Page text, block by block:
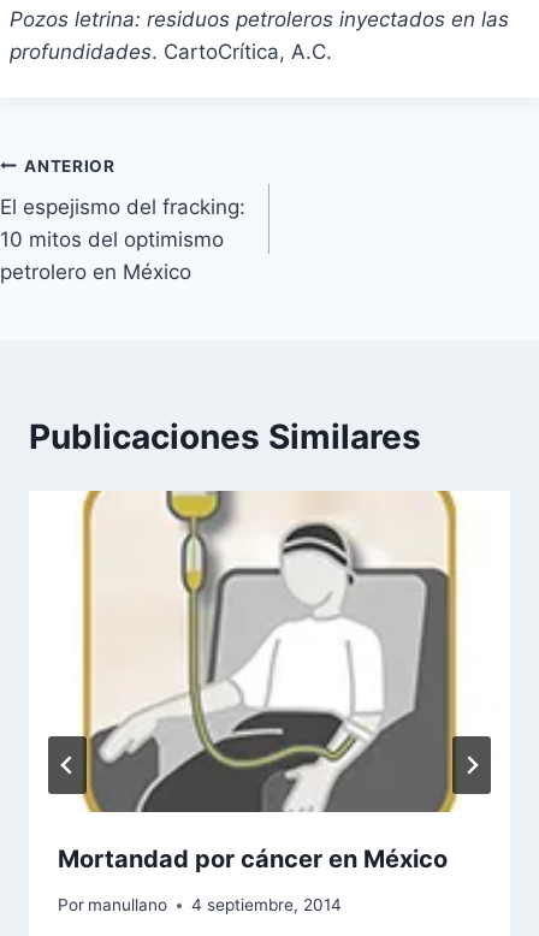
Pozos letrina: residuos petroleros inyectados en las
profundidades. CartoCrítica, A.C.
Navegación
de
entradas
ANTERIOR
El espejismo del fracking:
10 mitos del optimismo
petrolero en México
Publicaciones Similares
Mortandad por cáncer en México
Por manullano 4 septiembre, 2014